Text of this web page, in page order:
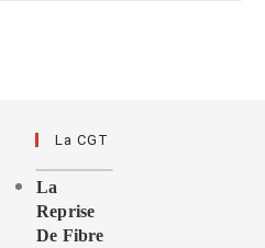
La CGT
La
Reprise
De Fibre